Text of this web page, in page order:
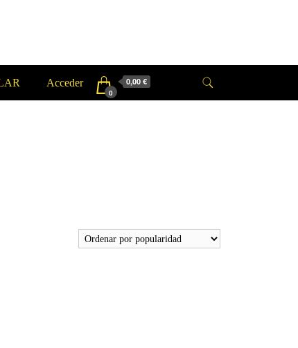
Acceder
0
0,00 €